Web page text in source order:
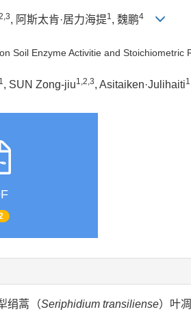
, 阿斯太肯·居力海提1, 魏鹏4
Soil Enzyme Activitie and
1, SUN Zong-jiu1,2,3, Asitaiken·Julihaiti1
绢蒿（Seriphidium transiliense）叶